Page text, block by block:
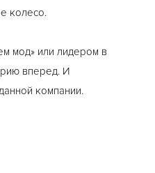
колесо.
мод» или лидером в
вперед. И
компании.